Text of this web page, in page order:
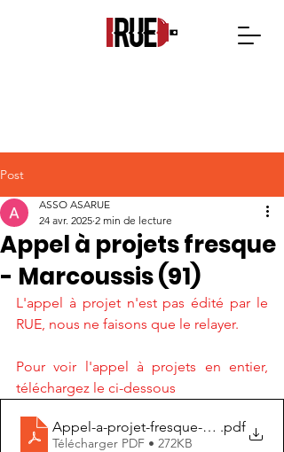
Post
Appel à projets fresque
- Marcoussis (91)
ASSO ASARUE
24 avr. 2025 2 min de lecture
L'appel à projet n'est pas édité par le
RUE, nous ne faisons que le relayer.
Pour voir l'appel à projets en entier,
téléchargez le ci-dessous
Appel-a-projet-fresque-Marcoussis
.pdf
Télécharger PDF • 272KB